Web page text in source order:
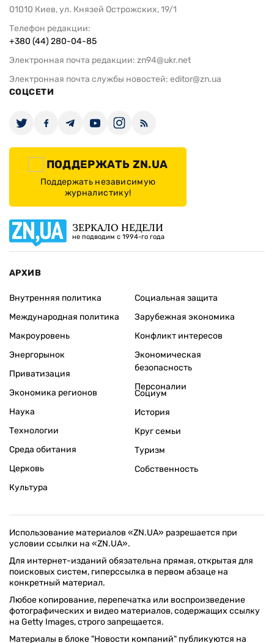
01010 Киев, ул. Князей Острожских, 19/1
Телефон редакции:
+380 (44) 280-04-85
Электронная почта редакции: zn94@ukr.net
Электронная почта службы новостей: editor@zn.ua
СОЦСЕТИ
ПОДДЕРЖАТЬ ZN.UA
Поддержать независимую
журналистику!
ЗЕРКАЛО НЕДЕЛИ
не подводим с 1994-го года
АРХИВ
Внутренняя политика
Международная политика
Макроуровень
Энергорынок
Приватизация
Экономика регионов
Социальная защита
Зарубежная экономика
Конфликт интересов
Экономическая
безопасность
Персоналии
Наука
Технологии
Среда обитания
Церковь
Культура
Социум
История
Круг семьи
Туризм
Собственность
Использование материалов «ZN.UA» разрешается при
условии ссылки на «ZN.UA».
Для интернет-изданий обязательна прямая, открытая для
поисковых систем, гиперссылка в первом абзаце на
конкретный материал.
Любое копирование, перепечатка или воспроизведение
фотографических и видео материалов, содержащих ссылку
на Getty Images, строго запрещается.
Материалы в блоке "Новости компаний" публикуются на